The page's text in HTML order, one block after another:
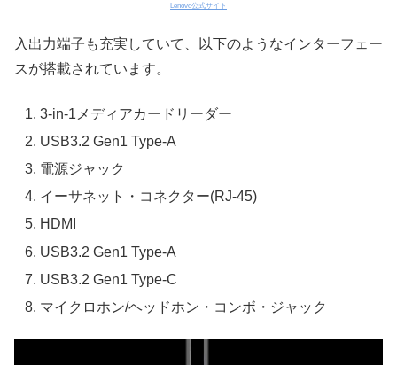
Lenovo公式サイト
入出力端子も充実していて、以下のようなインターフェー
スが搭載されています。
3-in-1メディアカードリーダー
USB3.2 Gen1 Type-A
電源ジャック
イーサネット・コネクター(RJ-45)
HDMI
USB3.2 Gen1 Type-A
USB3.2 Gen1 Type-C
マイクロホン/ヘッドホン・コンボ・ジャック